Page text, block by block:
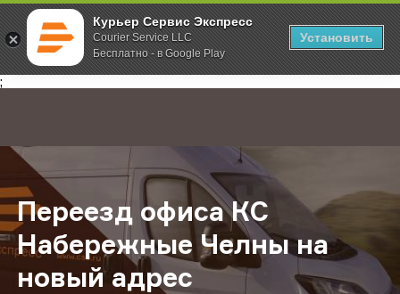
Курьер Сервис Экспресс
Courier Service LLC
Бесплатно - в Google Play
Установить
;
Главная О компании Новости Переезд офиса КС Набережные
Переезд офиса КС
Набережные Челны на
новый адрес